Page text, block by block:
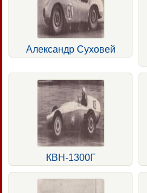
Александр Суховей
КВН-1300Г